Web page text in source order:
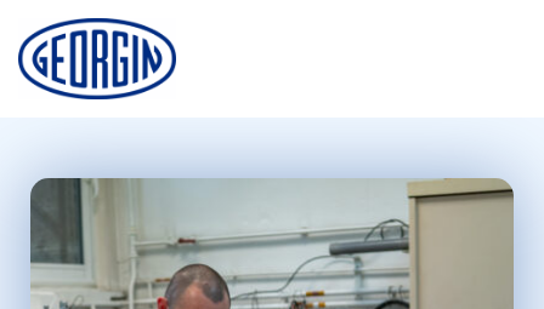
Panneau de gestion des cookies